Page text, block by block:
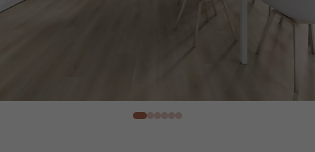
PARQUET FUMÉ